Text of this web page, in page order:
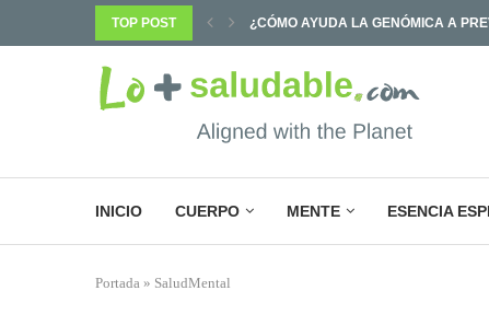
TOP POST
INICIO CUERPO MENTE ESENCIA
Portada » SaludMental